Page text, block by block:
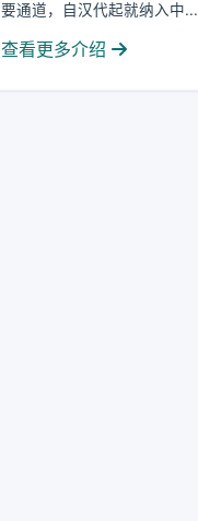
要通道，自汉代起就纳入中...
查看更多介绍